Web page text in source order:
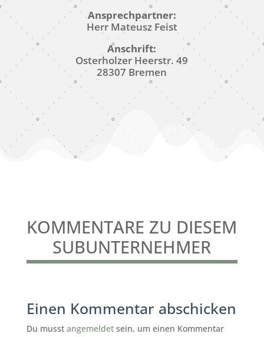
Ansprechpartner:
Herr Mateusz Feist
Anschrift:
Osterholzer Heerstr. 49
28307 Bremen
KOMMENTARE ZU DIESEM
SUBUNTERNEHMER
Einen Kommentar abschicken
Du musst angemeldetsein, um einen Kommentar